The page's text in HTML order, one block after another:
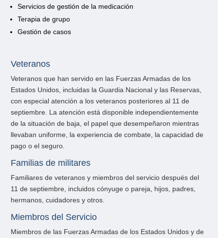
Servicios de gestión de la medicación
Terapia de grupo
Gestión de casos
Veteranos
Veteranos que han servido en las Fuerzas Armadas de los
Estados Unidos, incluidas la Guardia Nacional y las Reservas,
con especial atención a los veteranos posteriores al 11 de
septiembre. La atención está disponible independientemente
de la situación de baja, el papel que desempeñaron mientras
llevaban uniforme, la experiencia de combate, la capacidad de
pago o el seguro.
Familias de militares
Familiares de veteranos y miembros del servicio después del
11 de septiembre, incluidos cónyuge o pareja, hijos, padres,
hermanos, cuidadores y otros.
Miembros del Servicio
Miembros de las Fuerzas Armadas de los Estados Unidos y de